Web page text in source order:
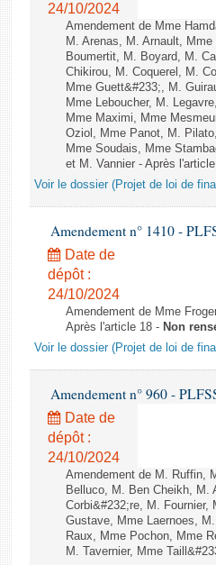
24/10/2024
Amendement de Mme
M. Arenas, M. Arnault,
Boumertit, M. Boyard, M.
Chikirou, M. Coquerel, M.
Mme Guett&#233;, M.
Mme Leboucher, M.
Mme Maximi, Mme
Oziol, Mme Panot, M.
Mme Soudais, Mme
et M. Vannier - Après
Voir le dossier (Projet de loi de
Amendement n° 1410 -
Date de
dépôt :
24/10/2024
Amendement de Mme
Après l'article 18 - Non
Voir le dossier (Projet de loi de
Amendement n° 960 -
Date de
dépôt :
24/10/2024
Amendement de M. Ruffin,
Belluco, M. Ben Cheikh, M.
Corbi&#232;re, M.
Gustave, Mme Laernoes,
Raux, Mme Pochon, Mme
M. Tavernier, Mme